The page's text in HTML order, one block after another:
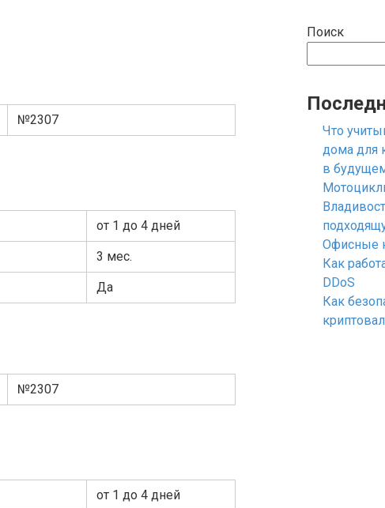
№2307
от 1 до 4 дней
3 мес.
Да
№2307
от 1 до 4 дней
Поиск
Что
дома для
в
Офисные
Как
DDoS
Как